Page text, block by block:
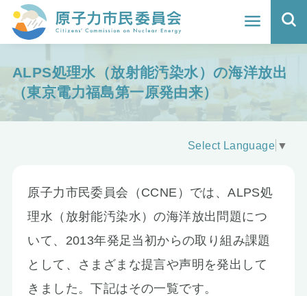
ホーム
よくわかる福島原発事故
どうする？エネルギー
Q&A
活動報告
ALPS処理水（放射能汚染水）の海洋放出
（東京電力福島第一原発由来）
Select Language ▼
原子力市民委員会（CCNE）では、ALPS処
理水（放射能汚染水）の海洋放出問題につ
いて、2013年発足当初からの取り組み課題
として、さまざまな提言や声明を発出して
きました。下記はその一覧です。